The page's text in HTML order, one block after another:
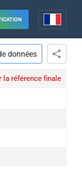
données
la référence finale